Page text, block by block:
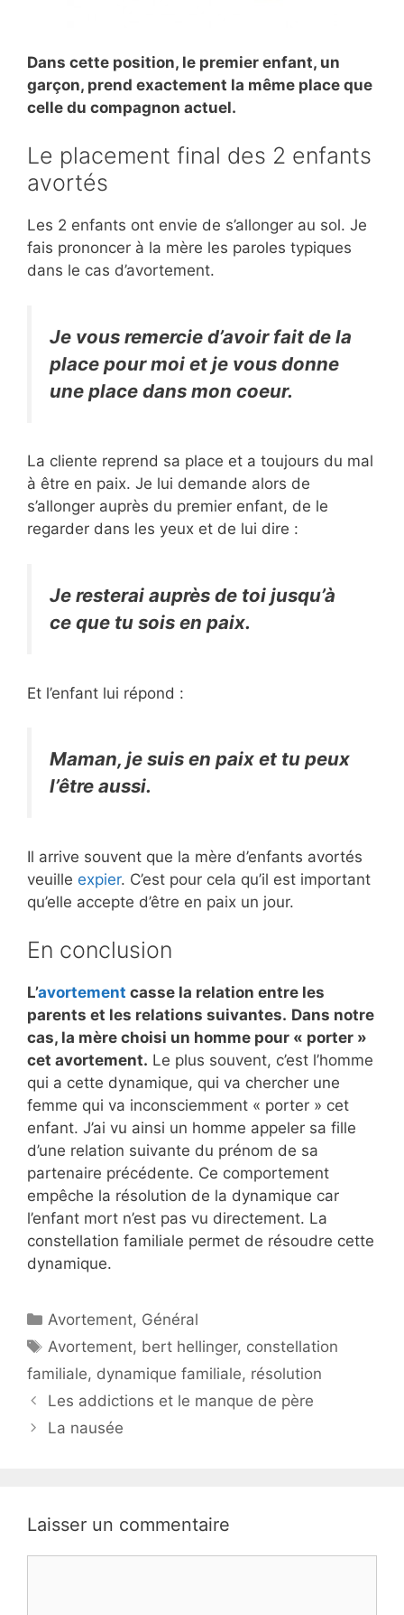
Dans cette position, le premier enfant, un
garçon, prend exactement la même place que
celle du compagnon actuel.
Le placement final des 2 enfants
avortés
Les 2 enfants ont envie de s’allonger au sol. Je
fais prononcer à la mère les paroles typiques
dans le cas d’avortement.
Je vous remercie d’avoir fait de la
place pour moi et je vous donne
une place dans mon coeur.
La cliente reprend sa place et a toujours du mal
à être en paix. Je lui demande alors de
s’allonger auprès du premier enfant, de le
regarder dans les yeux et de lui dire :
Je resterai auprès de toi jusqu’à
ce que tu sois en paix.
Et l’enfant lui répond :
Maman, je suis en paix et tu peux
l’être aussi.
Il arrive souvent que la mère d’enfants avortés
veuille expier. C’est pour cela qu’il est important
qu’elle accepte d’être en paix un jour.
En conclusion
L’avortement casse la relation entre les
parents et les relations suivantes. Dans notre
cas, la mère choisi un homme pour « porter »
cet avortement. Le plus souvent, c’est l’homme
qui a cette dynamique, qui va chercher une
femme qui va inconsciemment « porter » cet
enfant. J’ai vu ainsi un homme appeler sa fille
d’une relation suivante du prénom de sa
partenaire précédente. Ce comportement
empêche la résolution de la dynamique car
l’enfant mort n’est pas vu directement. La
constellation familiale permet de résoudre cette
dynamique.
Catégories
Avortement, Général
Étiquettes
Avortement, bert hellinger, constellation
familiale, dynamique familiale, résolution
Les addictions et le manque de père
La nausée
Laisser un commentaire